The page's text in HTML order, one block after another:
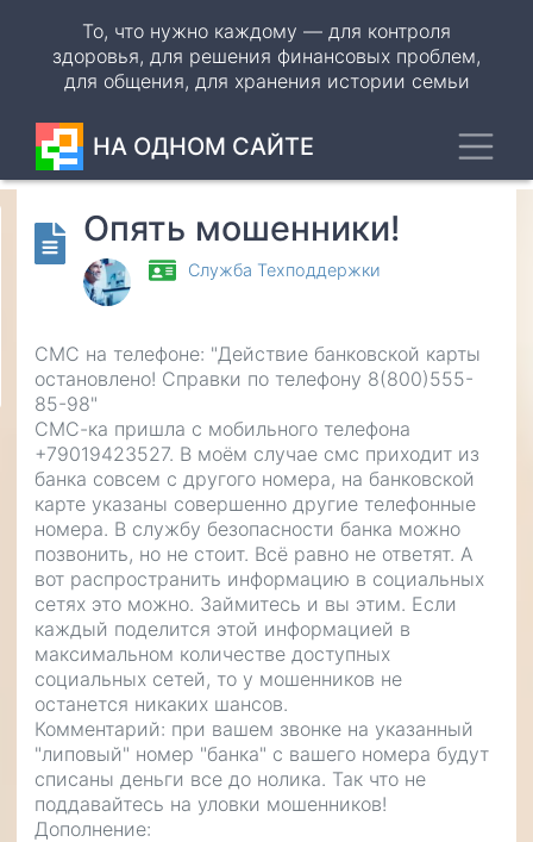
основному
содержанию
То, что нужно каждому — для контроля
здоровья, для решения финансовых проблем,
для общения, для хранения истории семьи
НА ОДНОМ САЙТЕ
Опять мошенники!
Служба Техподдержки
СМС на телефоне: "Действие банковской карты
остановлено! Справки по телефону 8(800)555-
85-98"
СМС-ка пришла с мобильного телефона
+79019423527. В моём случае смс приходит из
банка совсем с другого номера, на банковской
карте указаны совершенно другие телефонные
номера. В службу безопасности банка можно
позвонить, но не стоит. Всё равно не ответят. А
вот распространить информацию в социальных
сетях это можно. Займитесь и вы этим. Если
каждый поделится этой информацией в
максимальном количестве доступных
социальных сетей, то у мошенников не
останется никаких шансов.
Комментарий: при вашем звонке на указанный
"липовый" номер "банка" с вашего номера будут
списаны деньги все до нолика. Так что не
поддавайтесь на уловки мошенников!
Дополнение: